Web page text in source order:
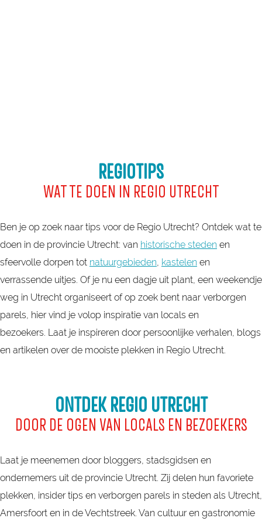
REGIOTIPS
WAT TE DOEN IN REGIO UTRECHT
Ben je op zoek naar tips voor de Regio Utrecht? Ontdek wat te
doen in de provincie Utrecht: van historische steden en
sfeervolle dorpen tot natuurgebieden, kastelen en
verrassende uitjes. Of je nu een dagje uit plant, een weekendje
weg in Utrecht organiseert of op zoek bent naar verborgen
parels, hier vind je volop inspiratie van locals en
bezoekers. Laat je inspireren door persoonlijke verhalen, blogs
en artikelen over de mooiste plekken in Regio Utrecht.
ONTDEK REGIO UTRECHT
DOOR DE OGEN VAN LOCALS EN BEZOEKERS
Laat je meenemen door bloggers, stadsgidsen en
ondernemers uit de provincie Utrecht. Zij delen hun favoriete
plekken, insider tips en verborgen parels in steden als Utrecht,
Amersfoort en in de Vechtstreek. Van cultuur en gastronomie